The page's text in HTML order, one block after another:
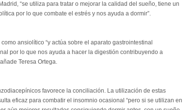
“se utiliza para tratar o mejorar la calidad del sueño, tiene un
por lo que combate el estrés y nos ayuda a dormir”.
ansiolítico “y actúa sobre el aparato gastrointestinal
por lo que nos ayuda a hacer la digestión contribuyendo a
Teresa Ortega.
favorece la conciliación. La utilización de estas
eficaz para combatir el insomnio ocasional “pero si se utilizan en